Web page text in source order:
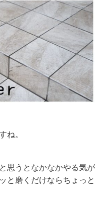
ね。
思うとなかなかやる気が
と磨くだけならちょっと